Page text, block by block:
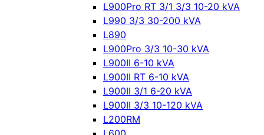
L900Pro RT 3/1 3/3 10-20 kVA
L990 3/3 30-200 kVA
L890
L900Pro 3/3 10-30 kVA
L900II 6-10 kVA
L900II RT 6-10 kVA
L900II 3/1 6-20 kVA
L900II 3/3 10-120 kVA
L200RM